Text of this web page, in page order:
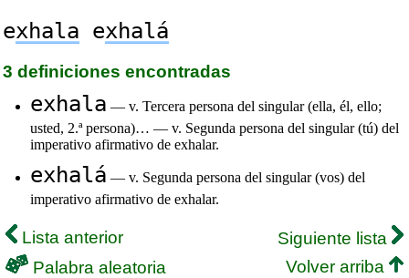
exhala exhalá
3 definiciones encontradas
exhala — v. Tercera persona del singular (ella, él, ello;
usted, 2.ª persona)… — v. Segunda persona del singular (tú) del
imperativo afirmativo de exhalar.
exhalá — v. Segunda persona del singular (vos) del
imperativo afirmativo de exhalar.
Lista anterior
Siguiente lista
Palabra aleatoria
Volver arriba